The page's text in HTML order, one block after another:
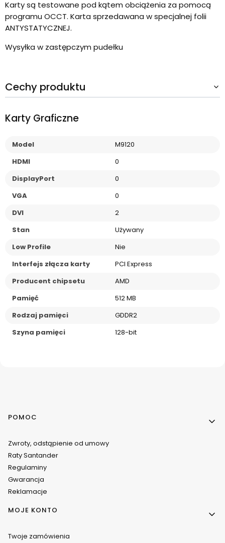
Karty są testowane pod kątem obciążenia za pomocą
programu OCCT. Karta sprzedawana w specjalnej folii
ANTYSTATYCZNEJ.
Wysyłka w zastępczym pudełku
Cechy produktu
Karty Graficzne
Model
M9120
HDMI
0
DisplayPort
0
VGA
0
DVI
2
Stan
Używany
Low Profile
Nie
Interfejs złącza karty
PCI Express
Producent chipsetu
AMD
Pamięć
512 MB
Rodzaj pamięci
GDDR2
Szyna pamięci
128-bit
Linki w stopce
POMOC
Zwroty, odstąpienie od umowy
Raty Santander
Regulaminy
Gwarancja
Reklamacje
MOJE KONTO
Twoje zamówienia